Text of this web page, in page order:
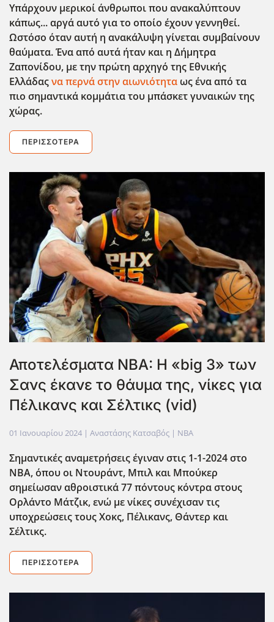
Υπάρχουν μερικοί άνθρωποι που ανακαλύπτουν
κάπως... αργά αυτό για το οποίο έχουν γεννηθεί.
Ωστόσο όταν αυτή η ανακάλυψη γίνεται συμβαίνουν
θαύματα. Ένα από αυτά ήταν και η Δήμητρα
Ζαπονίδου, με την πρώτη αρχηγό της Εθνικής
Ελλάδαςνα περνά στην αιωνιότηταως ένα από τα
πιο σημαντικά κομμάτια του μπάσκετ γυναικών της
χώρας.
ΠΕΡΙΣΣΌΤΕΡΑ
Αποτελέσματα NBA: Η «big 3» των
Σανς έκανε το θάυμα της, νίκες για
Πέλικανς και Σέλτικς (vid)
01 Ιανουαρίου 2024 | Αναστάσης Κατσαβός | NBA
Σημαντικές αναμετρήσεις έγιναν στις 1-1-2024 στο
NBA, όπου οι Ντουράντ, Μπιλ και Μπούκερ
σημείωσαν αθροιστικά 77 πόντους κόντρα στους
Ορλάντο Μάτζικ, ενώ με νίκες συνέχισαν τις
υποχρεώσεις τους Χοκς, Πέλικανς, Θάντερ και
Σέλτικς.
ΠΕΡΙΣΣΌΤΕΡΑ